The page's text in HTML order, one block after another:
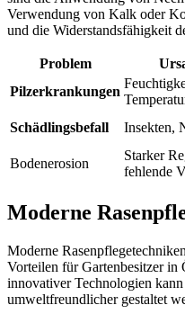
Verwendung von Kalk oder
und die Widerstandsfähigkeit
Problem
Pilzerkrankungen
Schädlingsbefall
Insekten,
Bodenerosion
Starker
fehlende
Moderne
Moderne
Vorteilen für Gartenbesitzer in
innovativer Technologien
umweltfreundlicher gestaltet